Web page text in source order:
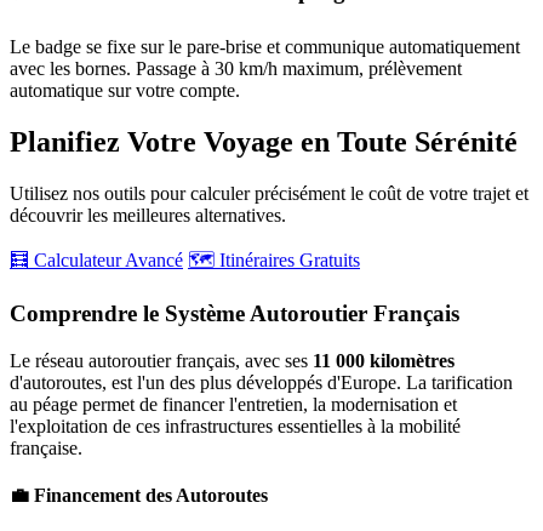
Le badge se fixe sur le pare-brise et communique automatiquement
avec les bornes. Passage à 30 km/h maximum, prélèvement
automatique sur votre compte.
Planifiez Votre Voyage en Toute Sérénité
Utilisez nos outils pour calculer précisément le coût de votre trajet et
découvrir les meilleures alternatives.
🧮 Calculateur Avancé 🗺️ Itinéraires Gratuits
Comprendre le Système Autoroutier Français
Le réseau autoroutier français, avec ses 11 000 kilomètres
d'autoroutes, est l'un des plus développés d'Europe. La tarification
au péage permet de financer l'entretien, la modernisation et
l'exploitation de ces infrastructures essentielles à la mobilité
française.
💼 Financement des Autoroutes